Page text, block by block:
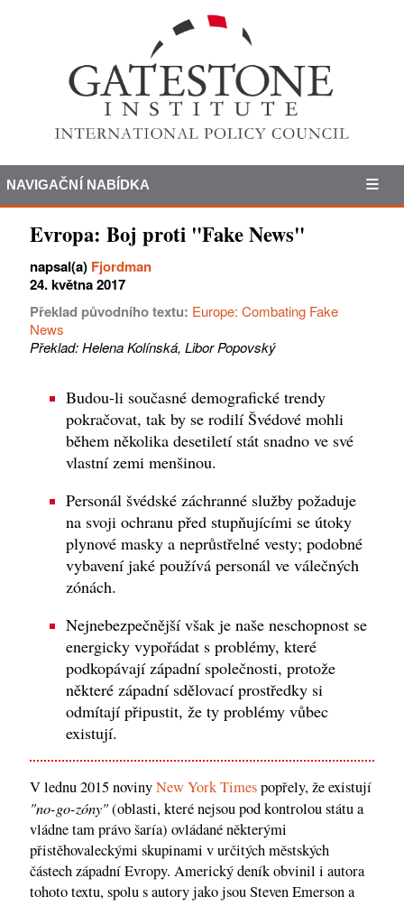
NAVIGAČNÍ NABÍDKA
Evropa: Boj proti "Fake News"
napsal(a) Fjordman
24. května 2017
Překlad původního textu: Europe: Combating Fake
News
Překlad: Helena Kolínská, Libor Popovský
Budou-li současné demografické trendy
pokračovat, tak by se rodilí Švédové mohli
během několika desetiletí stát snadno ve své
vlastní zemi menšinou.
Personál švédské záchranné služby požaduje
na svoji ochranu před stupňujícími se útoky
plynové masky a neprůstřelné vesty; podobné
vybavení jaké používá personál ve válečných
zónách.
Nejnebezpečnější však je naše neschopnost se
energicky vypořádat s problémy, které
podkopávají západní společnosti, protože
některé západní sdělovací prostředky si
odmítají připustit, že ty problémy vůbec
existují.
V lednu 2015 novinyNew York Timespopřely, že existují
"no-go-zóny"(oblasti, které nejsou pod kontrolou státu a
vládne tam právo šaría) ovládané některými
přistěhovaleckými skupinami v určitých městských
částech západní Evropy. Americký deník obvinil i autora
tohoto textu, spolu s autory jako jsou Steven Emerson a